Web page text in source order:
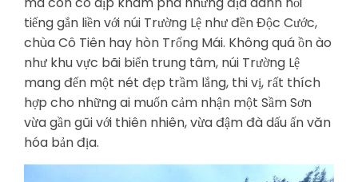
tiếng gắn liền với núi Trường Lệ như đền Độc Cước,
chùa Cô Tiên hay hòn Trống Mái. Không quá ồn ào
như khu vực bãi biển trung tâm, núi Trường Lệ
mang đến một nét đẹp trầm lắng, thi vị, rất thích
hợp cho những ai muốn cảm nhận một Sầm Sơn
vừa gần gũi với thiên nhiên, vừa đậm đà dấu ấn văn
hóa bản địa.